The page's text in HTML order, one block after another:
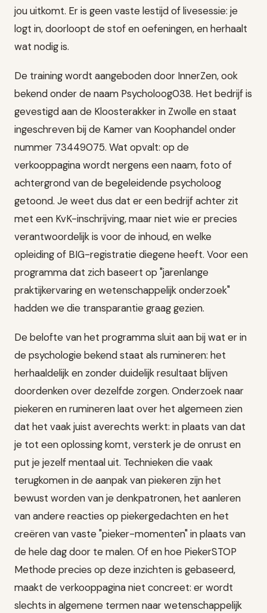
jou uitkomt. Er is geen vaste lestijd of livesessie: je
logt in, doorloopt de stof en oefeningen, en herhaalt
wat nodig is.
De training wordt aangeboden door InnerZen, ook
bekend onder de naam Psycholoog038. Het bedrijf is
gevestigd aan de Kloosterakker in Zwolle en staat
ingeschreven bij de Kamer van Koophandel onder
nummer 73449075. Wat opvalt: op de
verkooppagina wordt nergens een naam, foto of
achtergrond van de begeleidende psycholoog
getoond. Je weet dus dat er een bedrijf achter zit
met een KvK-inschrijving, maar niet wie er precies
verantwoordelijk is voor de inhoud, en welke
opleiding of BIG-registratie diegene heeft. Voor een
programma dat zich baseert op "jarenlange
praktijkervaring en wetenschappelijk onderzoek"
hadden we die transparantie graag gezien.
De belofte van het programma sluit aan bij wat er in
de psychologie bekend staat als rumineren: het
herhaaldelijk en zonder duidelijk resultaat blijven
doordenken over dezelfde zorgen. Onderzoek naar
piekeren en rumineren laat over het algemeen zien
dat het vaak juist averechts werkt: in plaats van dat
je tot een oplossing komt, versterk je de onrust en
put je jezelf mentaal uit. Technieken die vaak
terugkomen in de aanpak van piekeren zijn het
bewust worden van je denkpatronen, het aanleren
van andere reacties op piekergedachten en het
creëren van vaste "pieker-momenten" in plaats van
de hele dag door te malen. Of en hoe PiekerSTOP
Methode precies op deze inzichten is gebaseerd,
maakt de verkooppagina niet concreet: er wordt
slechts in algemene termen naar wetenschappelijk